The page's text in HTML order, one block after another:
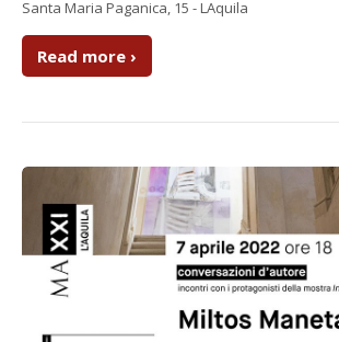
Santa Maria Paganica, 15 - LAquila
Read more ›